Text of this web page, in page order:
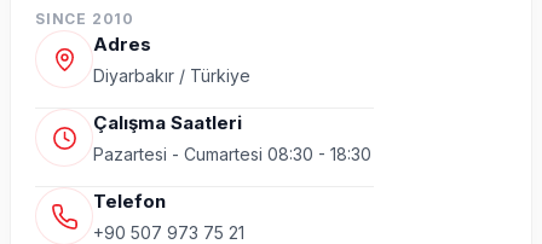
SINCE 2010
Adres
Diyarbakır / Türkiye
Çalışma Saatleri
Pazartesi - Cumartesi 08:30 - 18:30
Telefon
+90 507 973 75 21